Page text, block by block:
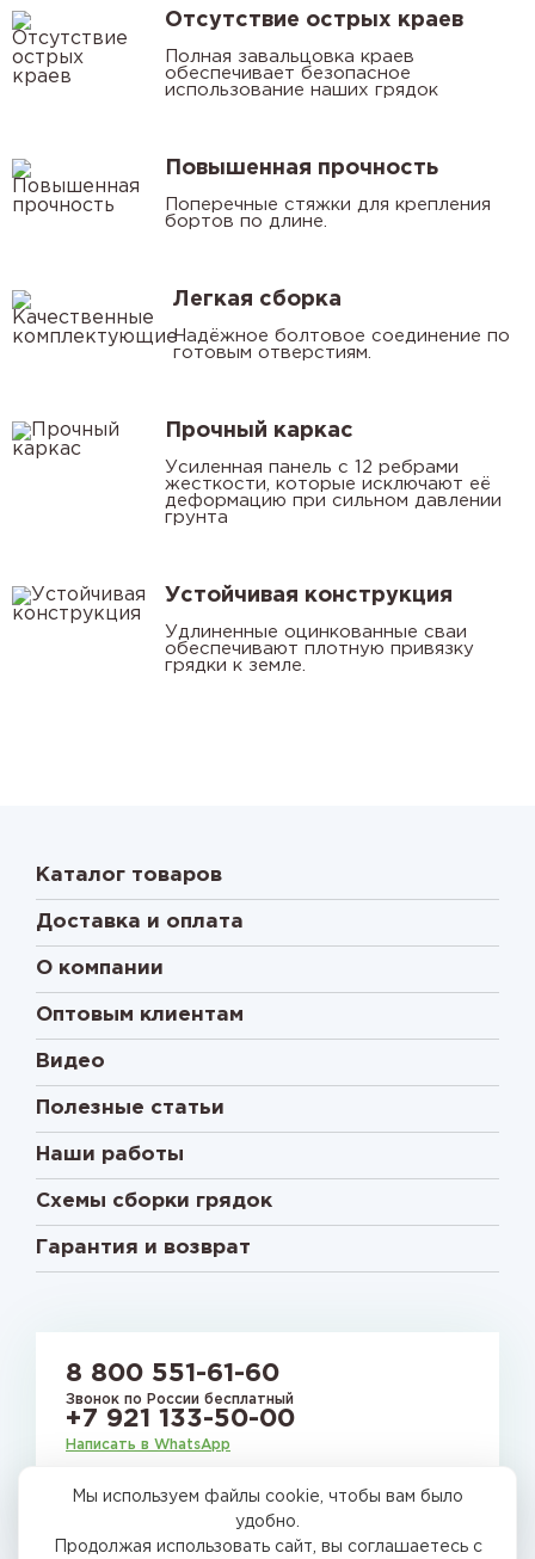
Мы используем файлы cookie, чтобы вам было
удобно.
Продолжая использовать сайт, вы соглашаетесь с
Отсутствие острых краев
Полная завальцовка краев
обеспечивает безопасное
использование наших грядок
Повышенная прочность
Поперечные стяжки для крепления
бортов по длине.
Легкая сборка
Надёжное болтовое соединение по
готовым отверстиям.
Прочный каркас
Усиленная панель с 12 ребрами
жесткости, которые исключают её
деформацию при сильном давлении
грунта
Устойчивая конструкция
Удлиненные оцинкованные сваи
обеспечивают плотную привязку
грядки к земле.
Каталог товаров
Доставка и оплата
О компании
Оптовым клиентам
Видео
Полезные статьи
Наши работы
Схемы сборки грядок
Гарантия и возврат
8 800 551-61-60
Звонок по России бесплатный
+7 921 133-50-00
Написать в WhatsApp